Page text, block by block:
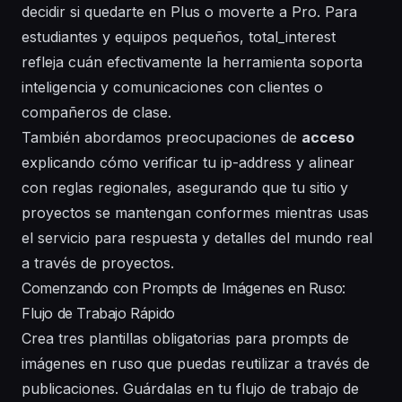
decidir si quedarte en Plus o moverte a Pro. Para
estudiantes y equipos pequeños, total_interest
refleja cuán efectivamente la herramienta soporta
inteligencia y comunicaciones con clientes o
compañeros de clase.
También abordamos preocupaciones de acceso
explicando cómo verificar tu ip-address y alinear
con reglas regionales, asegurando que tu sitio y
proyectos se mantengan conformes mientras usas
el servicio para respuesta y detalles del mundo real
a través de proyectos.
Comenzando con Prompts de Imágenes en Ruso:
Flujo de Trabajo Rápido
Crea tres plantillas obligatorias para prompts de
imágenes en ruso que puedas reutilizar a través de
publicaciones. Guárdalas en tu flujo de trabajo de